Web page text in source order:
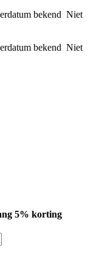
bekend Niet
bekend Niet
5% korting